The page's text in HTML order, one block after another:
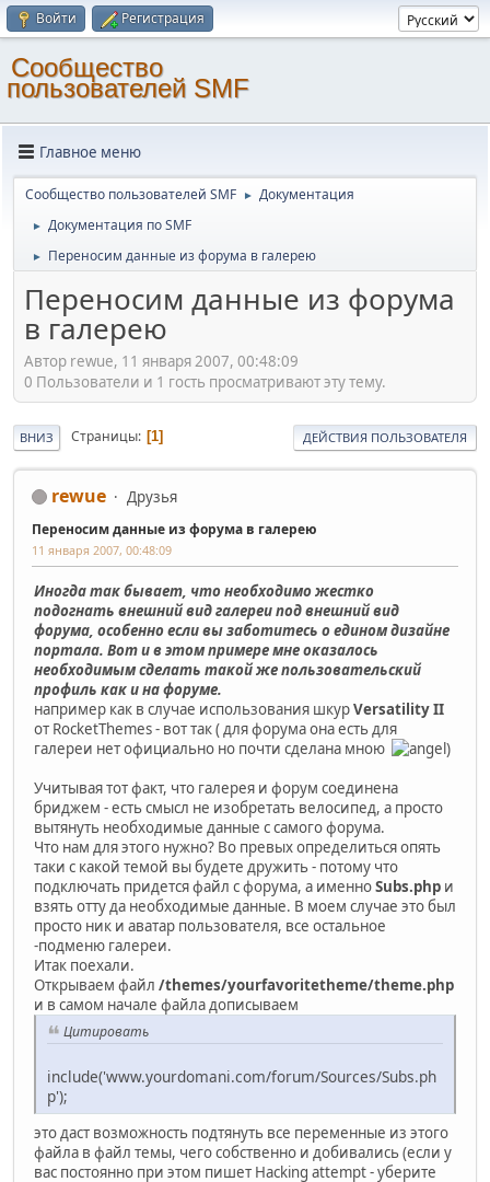
Войти Регистрация
Cообщество
пользователей SMF
Главное меню
Cообщество пользователей SMF ► Документация
► Документация по SMF
► Переносим данные из форума в галерею
Переносим данные из форума
в галерею
Автор rewue, 11 января 2007, 00:48:09
0 Пользователи и 1 гость просматривают эту тему.
ВНИЗ Страницы 1 ДЕЙСТВИЯ ПОЛЬЗОВАТЕЛЯ
rewue Друзья
Переносим данные из форума в галерею
11 января 2007, 00:48:09
Иногда так бывает, что необходимо жестко
подогнать внешний вид галереи под внешний вид
форума, особенно если вы заботитесь о едином дизайне
портала. Вот и в этом примере мне оказалось
необходимым сделать такой же пользовательский
профиль как и на форуме.
например как в случае использования шкурVersatility II
от RocketThemes - вот так ( для форума она есть для
галереи нет официально но почти сделана мною
)
Учитывая тот факт, что галерея и форум соединена
бриджем - есть смысл не изобретать велосипед, а просто
вытянуть необходимые данные с самого форума.
Что нам для этого нужно? Во превых определиться опять
таки с какой темой вы будете дружить - потому что
подключать придется файл с форума, а именноSubs.php и
взять отту да необходимые данные. В моем случае это был
просто ник и аватар пользователя, все остальное
-подменю галереи.
Итак поехали.
Открываем файл /themes/yourfavoritetheme/theme.php
и в самом начале файла дописываем
Цитировать
include('www.yourdomani.com/forum/Sources/Subs.ph
p');
это даст возможность подтянуть все переменные из этого
файла в файл темы, чего собственно и добивались (если у
вас постоянно при этом пишет Hacking attempt - уберите